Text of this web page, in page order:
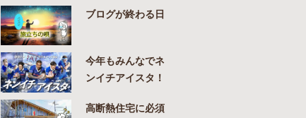
ブログが終わる日
今年もみんなでネ
ンイチアイスタ！
高断熱住宅に必須